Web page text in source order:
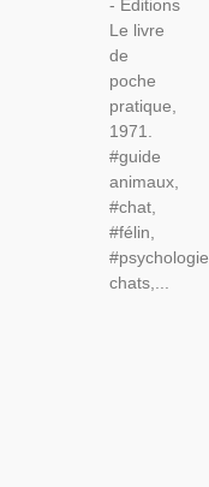
- Editions
Le livre
de
poche
pratique,
1971.
#guide
animaux,
#chat,
#félin,
#psychologie
chats,...